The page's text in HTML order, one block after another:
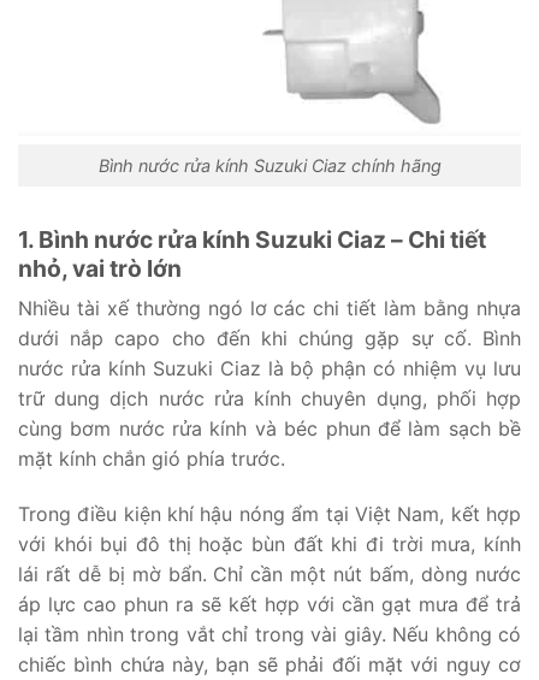
Bình nước rửa kính Suzuki Ciaz chính hãng
1. Bình nước rửa kính Suzuki Ciaz – Chi tiết
nhỏ, vai trò lớn
Nhiều tài xế thường ngó lơ các chi tiết làm bằng nhựa
dưới nắp capo cho đến khi chúng gặp sự cố. Bình
nước rửa kính Suzuki Ciaz là bộ phận có nhiệm vụ lưu
trữ dung dịch nước rửa kính chuyên dụng, phối hợp
cùng bơm nước rửa kính và béc phun để làm sạch bề
mặt kính chắn gió phía trước.
Trong điều kiện khí hậu nóng ẩm tại Việt Nam, kết hợp
với khói bụi đô thị hoặc bùn đất khi đi trời mưa, kính
lái rất dễ bị mờ bẩn. Chỉ cần một nút bấm, dòng nước
áp lực cao phun ra sẽ kết hợp với cần gạt mưa để trả
lại tầm nhìn trong vắt chỉ trong vài giây. Nếu không có
chiếc bình chứa này, bạn sẽ phải đối mặt với nguy cơ